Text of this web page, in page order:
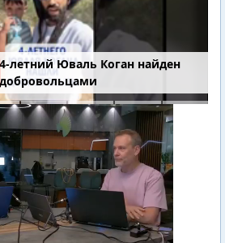
4-летний Юваль Коган найден
добровольцами